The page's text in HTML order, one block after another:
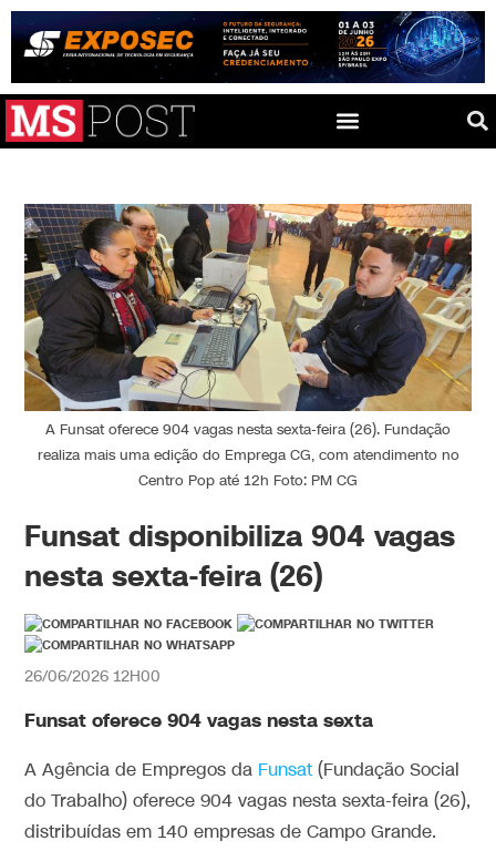
A Funsat oferece 904 vagas nesta sexta-feira (26). Fundação
realiza mais uma edição do Emprega CG, com atendimento no
Centro Pop até 12h Foto: PM CG
Funsat disponibiliza 904 vagas
nesta sexta-feira (26)
26/06/2026 12H00
Funsat oferece 904 vagas nesta sexta
A Agência de Empregos da Funsat(Fundação Social
do Trabalho) oferece 904 vagas nesta sexta-feira (26),
distribuídas em 140 empresas de Campo Grande.